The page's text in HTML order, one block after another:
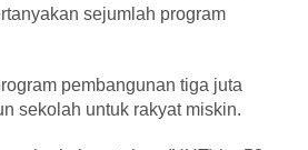
sejumlah program
pembangunan tiga juta
sekolah untuk rakyat miskin.